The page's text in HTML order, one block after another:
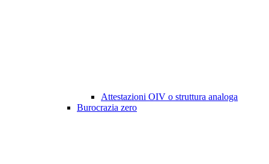
Attestazioni OIV o struttura analoga
Burocrazia zero